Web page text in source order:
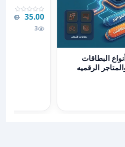
جميع أنواع البطاقات الخلويه
البطاقات
الرقميه
35.00 JOD
JOD
3